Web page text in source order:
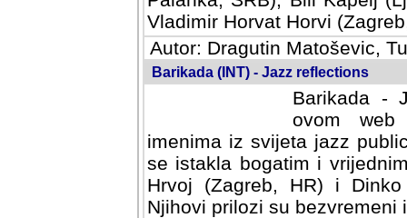
Vladimir Horvat Horvi
Autor: Dragutin Matoševic,
Barikada (INT) - Jazz reflections
Barikada -
ovom web
imenima iz svijeta jazz
se istakla bogatim i
Hrvoj (Zagreb, HR) i
Njihovi prilozi su bezvremeni